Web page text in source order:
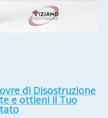
di Disostruzione
e ottieni il Tuo